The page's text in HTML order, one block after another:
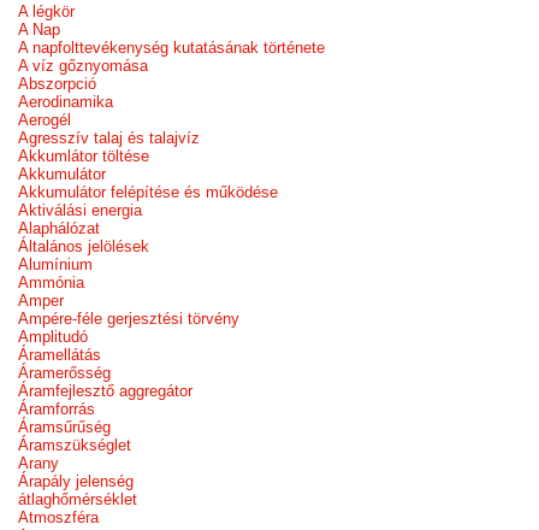
A légkör
A Nap
A napfolttevékenység kutatásának története
A víz gőznyomása
Abszorpció
Aerodinamika
Aerogél
Agresszív talaj és talajvíz
Akkumlátor töltése
Akkumulátor
Akkumulátor felépítése és működése
Aktiválási energia
Alaphálózat
Általános jelölések
Alumínium
Ammónia
Amper
Ampére-féle gerjesztési törvény
Amplitudó
Áramellátás
Áramerősség
Áramfejlesztő aggregátor
Áramforrás
Áramsűrűség
Áramszükséglet
Arany
Árapály jelenség
átlaghőmérséklet
Atmoszféra